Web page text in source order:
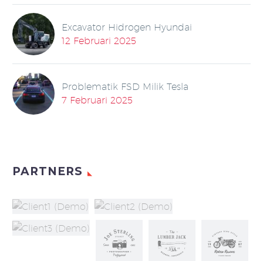
Excavator Hidrogen Hyundai
12 Februari 2025
Problematik FSD Milik Tesla
7 Februari 2025
PARTNERS